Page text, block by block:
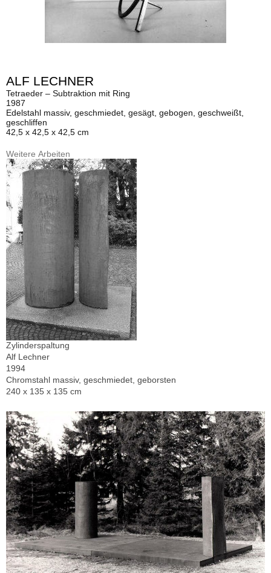
ALF LECHNER
Tetraeder – Subtraktion mit Ring
1987
Edelstahl massiv, geschmiedet, gesägt, gebogen, geschweißt,
geschliffen
42,5 x 42,5 x 42,5 cm
Weitere Arbeiten
Zylinderspaltung
Alf Lechner
1994
Chromstahl massiv, geschmiedet, geborsten
240 x 135 x 135 cm